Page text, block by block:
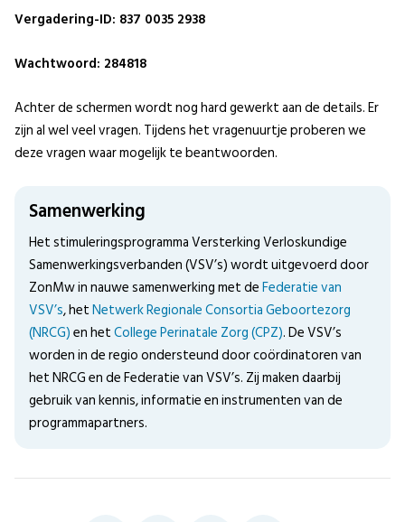
Vergadering-ID: 837 0035 2938
Wachtwoord: 284818
Achter de schermen wordt nog hard gewerkt aan de details. Er
zijn al wel veel vragen. Tijdens het vragenuurtje proberen we
deze vragen waar mogelijk te beantwoorden.
Samenwerking
Het stimuleringsprogramma Versterking Verloskundige
Samenwerkingsverbanden (VSV’s) wordt uitgevoerd door
ZonMw in nauwe samenwerking met deFederatie van
VSV’s, hetNetwerk Regionale Consortia Geboortezorg
(NRCG)en hetCollege Perinatale Zorg (CPZ). De VSV’s
worden in de regio ondersteund door coördinatoren van
het NRCG en de Federatie van VSV’s. Zij maken daarbij
gebruik van kennis, informatie en instrumenten van de
programmapartners.